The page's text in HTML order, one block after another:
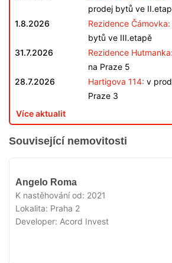
prodej bytů ve
1.8.2026
Rezidence Čámovka:
bytů ve III.etapě
31.7.2026
Rezidence Hutmanka:
na Praze 5
28.7.2026
Hartigova 114: v
Praze 3
Více aktualit
Související nemovitosti
Angelo Roma
K nastěhování od: 2021
Lokalita: Praha 2
Developer: Acord Invest